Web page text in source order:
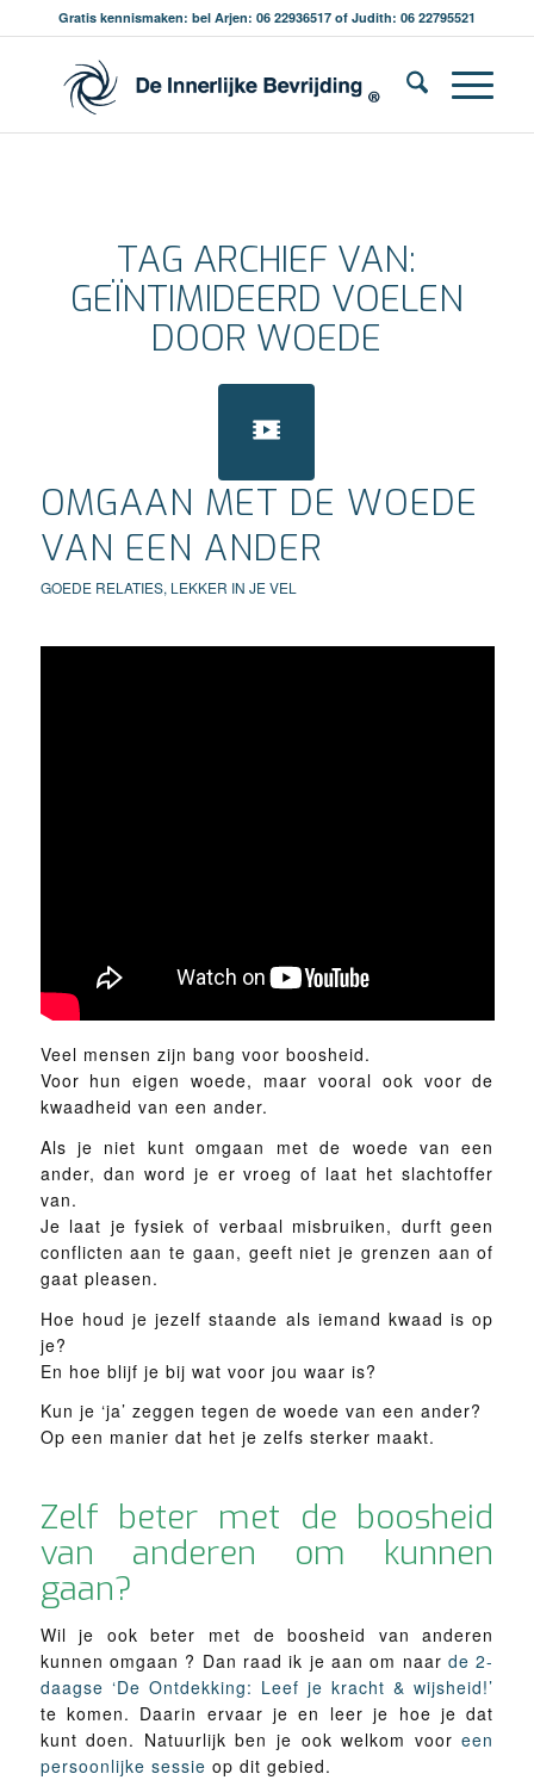
Gratis kennismaken: bel Arjen: 06 22936517 of Judith: 06 22795521
TAG ARCHIEF VAN:
GEÏNTIMIDEERD VOELEN
DOOR WOEDE
OMGAAN MET DE WOEDE
VAN EEN ANDER
GOEDE RELATIES, LEKKER IN JE VEL
Veel mensen zijn bang voor boosheid.
Voor hun eigen woede, maar vooral ook voor de
kwaadheid van een ander.
Als je niet kunt omgaan met de woede van een
ander, dan word je er vroeg of laat het slachtoffer
van.
Je laat je fysiek of verbaal misbruiken, durft geen
conflicten aan te gaan, geeft niet je grenzen aan of
gaat pleasen.
Hoe houd je jezelf staande als iemand kwaad is op
je?
En hoe blijf je bij wat voor jou waar is?
Kun je ‘ja’ zeggen tegen de woede van een ander?
Op een manier dat het je zelfs sterker maakt.
Zelf beter met de boosheid
van anderen om kunnen
gaan?
Wil je ook beter met de boosheid van anderen
kunnen omgaan ? Dan raad ik je aan om naarde 2-
daagse ‘De Ontdekking: Leef je kracht & wijsheid!’
te komen. Daarin ervaar je en leer je hoe je dat
kunt doen. Natuurlijk ben je ook welkom vooreen
persoonlijke sessie op dit gebied.